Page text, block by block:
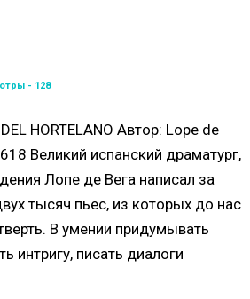
- 128
HORTELANO Автор: Lope de
Великий испанский драматург,
Лопе де Вега написал за
тысяч пьес, из которых до нас
В умении придумывать
интригу, писать диалоги